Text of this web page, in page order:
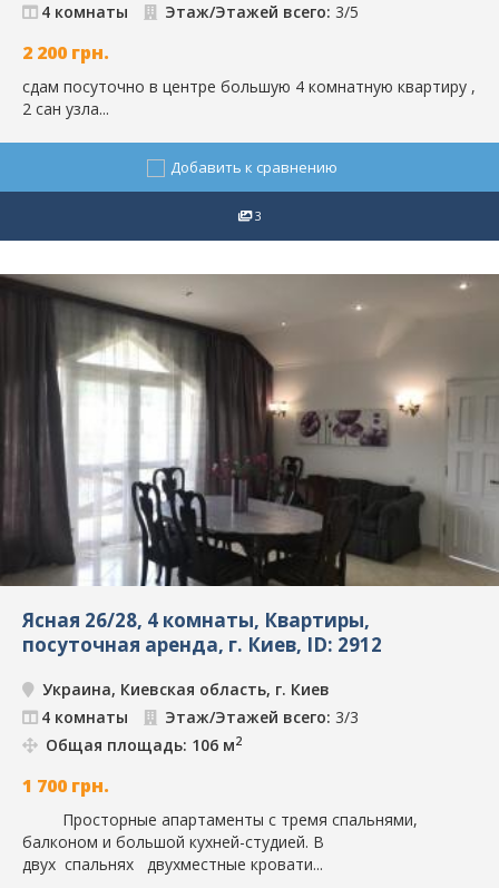
4 комнаты
Этаж/Этажей всего: 3/5
2 200 грн.
сдам посуточно в центре большую 4 комнатную квартиру ,
2 сан узла...
Добавить к сравнению
3
Ясная 26/28, 4 комнаты, Квартиры,
посуточная аренда, г. Киев, ID: 2912
Украина, Киевская область, г. Киев
4 комнаты
Этаж/Этажей всего: 3/3
Общая площадь: 106 м2
1 700 грн.
Просторные апартаменты с тремя спальнями,
балконом и большой кухней-студией. В
двух спальнях двухместные кровати...